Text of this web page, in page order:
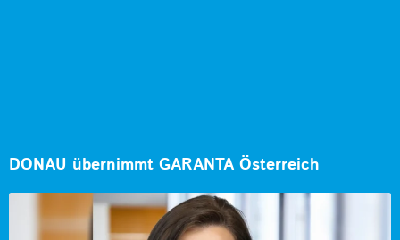
DONAU übernimmt GARANTA Österreich